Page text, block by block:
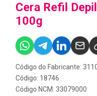
Cera Refil
100g
Código do Fabricante:
Código: 18746
Código NCM: 33079000